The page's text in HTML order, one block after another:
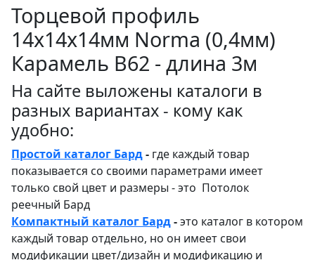
Торцевой профиль
14x14x14мм Norma (0,4мм)
Карамель В62 - длина 3м
На сайте выложены каталоги в
разных вариантах - кому как
удобно:
Простой каталог Бард- где каждый товар
показывается со своими параметрами имеет
только свой цвет и размеры - это Потолок
реечный Бард
Компактный каталог Бард-это каталог в котором
каждый товар отдельно, но он имеет свои
модификации цвет/дизайн и модификацию и